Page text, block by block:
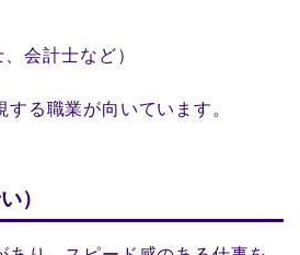
会計士など）
る職業が向いています。
）